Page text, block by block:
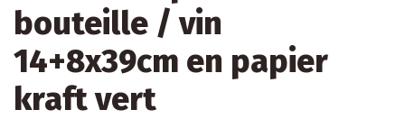
bouteille / vin
14+8x39cm en papier
kraft vert